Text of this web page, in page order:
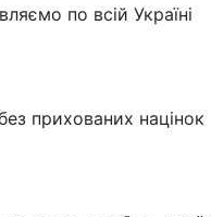
по всій Україні
прихованих націнок